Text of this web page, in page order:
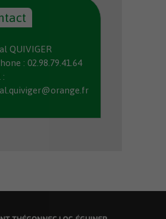
QUIVIGER
: 02.98.79.41.64
: